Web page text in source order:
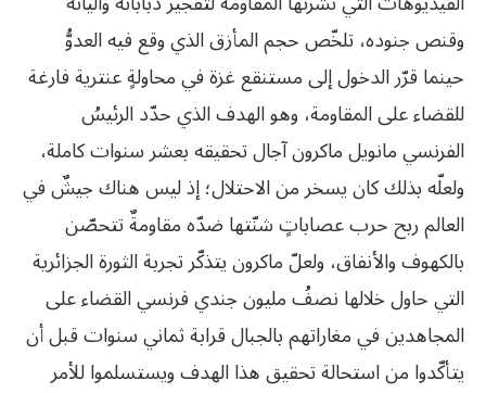
وقنص جنوده، تلخّص حجم المأزق الذي وقع فيه العدوُّ
حينما قرّر الدخول إلى مستنقع غزة في محاولةٍ عنترية فارغة
للقضاء على المقاومة، وهو الهدف الذي حدّد الرئيسُ
الفرنسي مانويل ماكرون آجال تحقيقه بعشر سنوات كاملة،
ولعلّه بذلك كان يسخر من الاحتلال؛ إذ ليس هناك جيشٌ في
العالم ربح حرب عصاباتٍ شنّتها ضدّه مقاومةٌ تتحصّن
بالكهوف والأنفاق، ولعلّ ماكرون يتذكّر تجربة الثورة الجزائرية
التي حاول خلالها نصفُ مليون جندي فرنسي القضاء على
المجاهدين في مغاراتهم بالجبال قرابة ثماني سنوات قبل أن
يتأكّدوا من استحالة تحقيق هذا الهدف ويستسلموا للأمر